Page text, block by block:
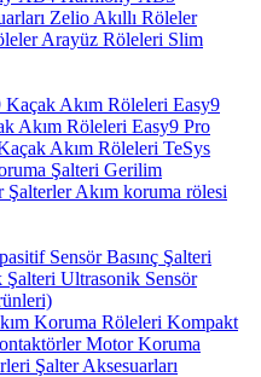
Zelio Akıllı Röleler
Arayüz Röleleri Slim
Akım Röleleri Easy9
Akım Röleleri Easy9 Pro
Akım Röleleri TeSys
Şalteri Gerilim
ŞalterlerAkım koruma rölesi
SensörBasınç Şalteri
Şalteri Ultrasonik Sensör
Koruma Röleleri Kompakt
Motor Koruma
Şalter Aksesuarları